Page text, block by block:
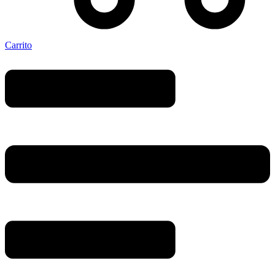
Carrito